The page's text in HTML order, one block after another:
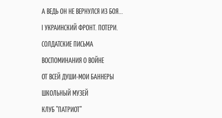
А ВЕДЬ ОН НЕ ВЕРНУЛСЯ ИЗ БОЯ...
I УКРАИНСКИЙ ФРОНТ. ПОТЕРИ.
СОЛДАТСКИЕ ПИСЬМА
ВОСПОМИНАНИЯ О ВОЙНЕ
ОТ ВСЕЙ ДУШИ-МОИ БАННЕРЫ
ШКОЛЬНЫЙ МУЗЕЙ
КЛУБ "ПАТРИОТ"